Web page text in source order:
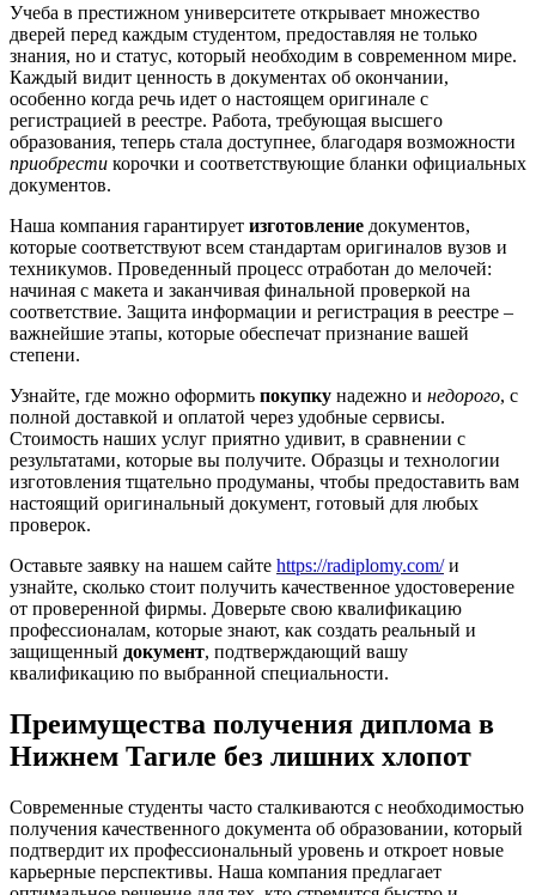
Учеба в престижном университете открывает множество
дверей перед каждым студентом, предоставляя не только
знания, но и статус, который необходим в современном мире.
Каждый видит ценность в документах об окончании,
особенно когда речь идет о настоящем оригинале с
регистрацией в реестре. Работа, требующая высшего
образования, теперь стала доступнее, благодаря возможности
приобрести корочки и соответствующие бланки официальных
документов.
Наша компания гарантирует изготовление документов,
которые соответствуют всем стандартам оригиналов вузов и
техникумов. Проведенный процесс отработан до мелочей:
начиная с макета и заканчивая финальной проверкой на
соответствие. Защита информации и регистрация в реестре –
важнейшие этапы, которые обеспечат признание вашей
степени.
Узнайте, где можно оформить покупку надежно и недорого, с
полной доставкой и оплатой через удобные сервисы.
Стоимость наших услуг приятно удивит, в сравнении с
результатами, которые вы получите. Образцы и технологии
изготовления тщательно продуманы, чтобы предоставить вам
настоящий оригинальный документ, готовый для любых
проверок.
Оставьте заявку на нашем сайте https://radiplomy.com/и
узнайте, сколько стоит получить качественное удостоверение
от проверенной фирмы. Доверьте свою квалификацию
профессионалам, которые знают, как создать реальный и
защищенный документ, подтверждающий вашу
квалификацию по выбранной специальности.
Преимущества получения диплома в
Нижнем Тагиле без лишних хлопот
Современные студенты часто сталкиваются с необходимостью
получения качественного документа об образовании, который
подтвердит их профессиональный уровень и откроет новые
карьерные перспективы. Наша компания предлагает